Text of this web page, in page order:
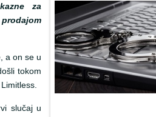
za
a on se u
tokom
slučaj u